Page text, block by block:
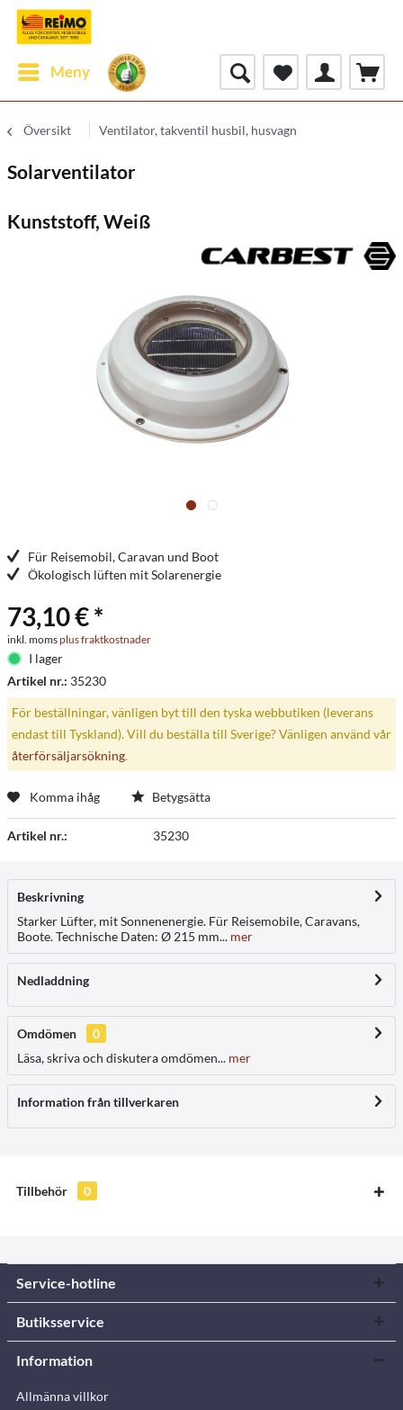
Meny
Översikt Ventilator, takventil husbil, husvagn
Solarventilator
Kunststoff, Weiß
Für Reisemobil, Caravan und Boot
Ökologisch lüften mit Solarenergie
73,10 € *
inkl. momsplus fraktkostnader
I lager
Artikel nr.: 35230
För beställningar, vänligen byt till den tyska webbutiken (leverans
endast till Tyskland). Vill du beställa till Sverige? Vänligen använd vår
återförsäljarsökning.
Komma ihåg Betygsätta
Artikel nr.: 35230
Beskrivning
Starker Lüfter, mit Sonnenenergie. Für Reisemobile, Caravans,
Boote. Technische Daten: Ø 215 mm... mer
Nedladdning
Omdömen
0
Läsa, skriva och diskutera omdömen... mer
Information från tillverkaren
Tillbehör 0
Service-hotline
Butiksservice
Information
Allmänna villkor